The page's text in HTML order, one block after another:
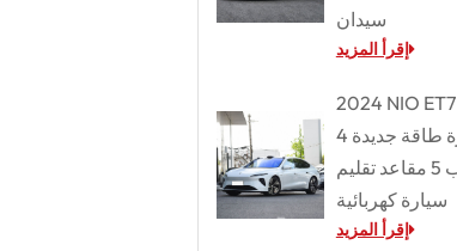
سيدان
إقرأ المزيد
2024 NIO ET7
سيارة طاقة جديدة 4
أبواب 5 مقاعد تقليم
سيارة كهربائية
إقرأ المزيد